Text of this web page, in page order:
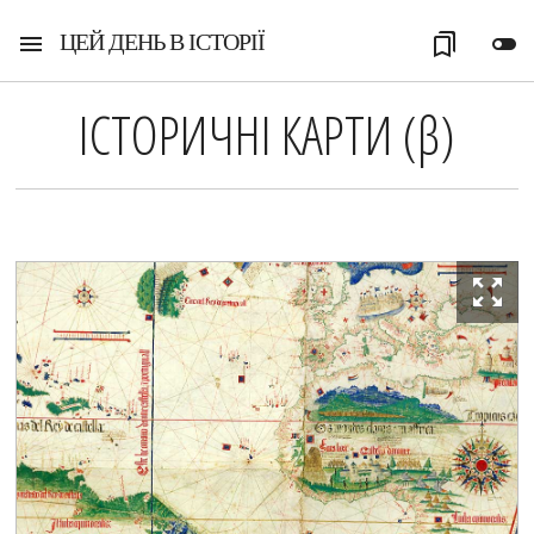
menu ЦЕЙ ДЕНЬ В ІСТОРІЇ toggle_off
bookmarks
ІСТОРИЧНІ КАРТИ (β)
zoom_out_map